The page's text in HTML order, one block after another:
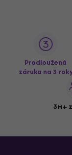
Prodloužená
záruka na 3
3M+